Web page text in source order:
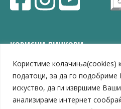
Користиме колачиња(cookies)
податоци, за да го подобриме
искуство, да ги извршиме
анализираме интернет
КОРИСНИ ЛИНКОВИ
ЗЕЛС – Заедница на единиците
Центар за развој на Вардарски
Јавно комунално претпријатие
ЈПССО „Парк – спорт и